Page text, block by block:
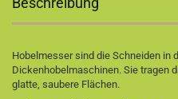
Hobelmesser sind die Schneiden in
Dickenhobelmaschinen. Sie tragen
glatte, saubere Flächen.